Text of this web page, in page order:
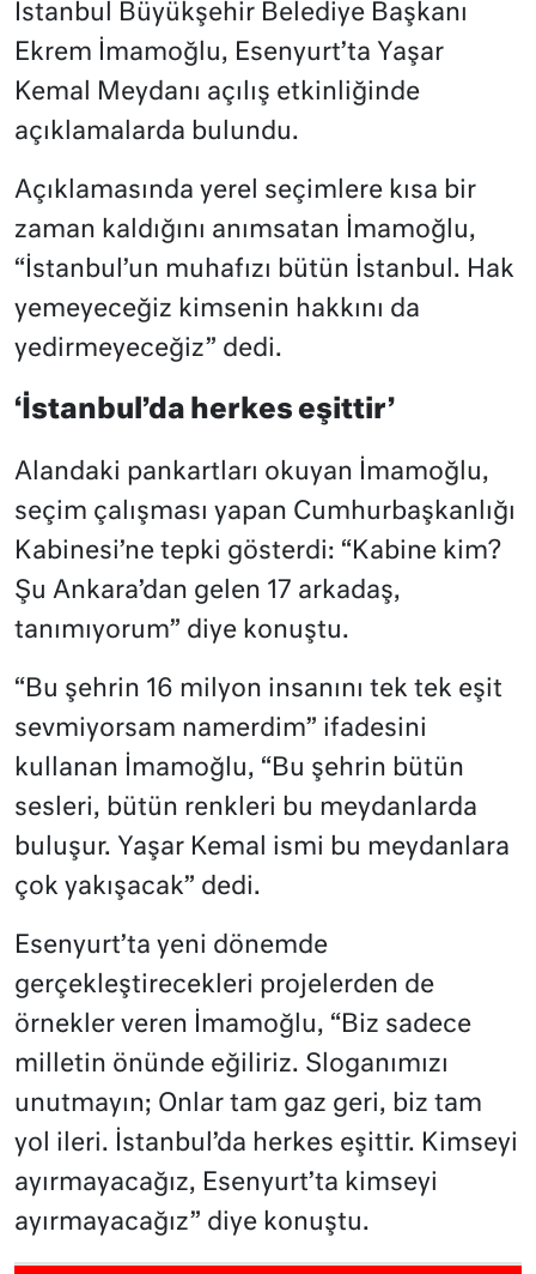
İstanbul Büyükşehir Belediye Başkanı
Ekrem İmamoğlu, Esenyurt’ta Yaşar
Kemal Meydanı açılış etkinliğinde
açıklamalarda bulundu.
Açıklamasında yerel seçimlere kısa bir
zaman kaldığını anımsatan İmamoğlu,
“İstanbul’un muhafızı bütün İstanbul. Hak
yemeyeceğiz kimsenin hakkını da
yedirmeyeceğiz” dedi.
‘İstanbul’da herkes eşittir’
Alandaki pankartları okuyan İmamoğlu,
seçim çalışması yapan Cumhurbaşkanlığı
Kabinesi’ne tepki gösterdi: “Kabine kim?
Şu Ankara’dan gelen 17 arkadaş,
tanımıyorum” diye konuştu.
“Bu şehrin 16 milyon insanını tek tek eşit
sevmiyorsam namerdim” ifadesini
kullanan İmamoğlu, “Bu şehrin bütün
sesleri, bütün renkleri bu meydanlarda
buluşur. Yaşar Kemal ismi bu meydanlara
çok yakışacak” dedi.
Esenyurt’ta yeni dönemde
gerçekleştirecekleri projelerden de
örnekler veren İmamoğlu, “Biz sadece
milletin önünde eğiliriz. Sloganımızı
unutmayın; Onlar tam gaz geri, biz tam
yol ileri. İstanbul’da herkes eşittir. Kimseyi
ayırmayacağız, Esenyurt’ta kimseyi
ayırmayacağız” diye konuştu.